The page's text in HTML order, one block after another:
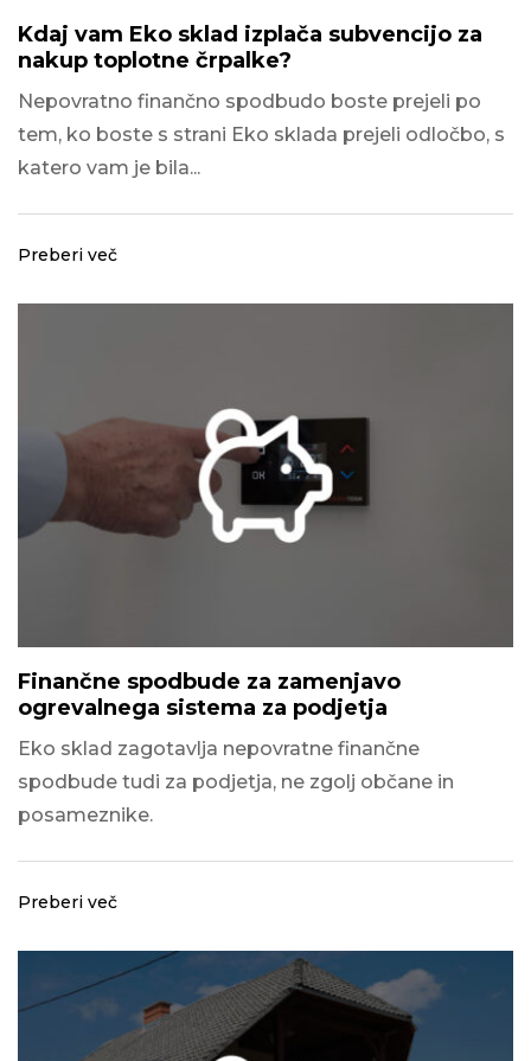
Kdaj vam Eko sklad izplača subvencijo za
nakup toplotne črpalke?
Nepovratno finančno spodbudo boste prejeli po
tem, ko boste s strani Eko sklada prejeli odločbo, s
katero vam je bila...
Preberi več
Finančne spodbude za zamenjavo
ogrevalnega sistema za podjetja
Eko sklad zagotavlja nepovratne finančne
spodbude tudi za podjetja, ne zgolj občane in
posameznike.
Preberi več